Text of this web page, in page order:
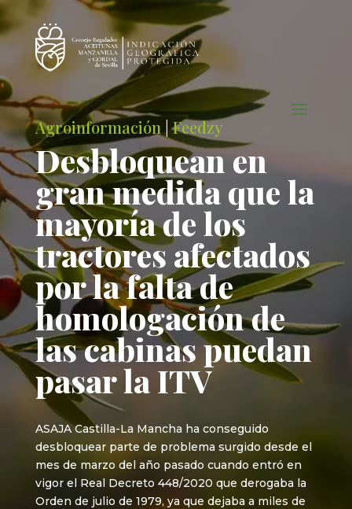
Agroinformación |Feedzy
Desbloquean en
gran medida que la
mayoría de los
tractores afectados
por la falta de
homologación de
las cabinas puedan
pasar la ITV
ASAJA Castilla-La Mancha ha conseguido
desbloquear parte de problema surgido desde el
mes de marzo del año pasado cuando entró en
vigor el Real Decreto 448/2020 que derogaba la
Orden de julio de 1979, ya que dejaba a miles de